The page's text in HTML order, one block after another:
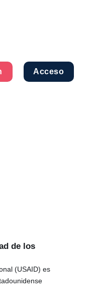
Acceso
de los
(USAID) es